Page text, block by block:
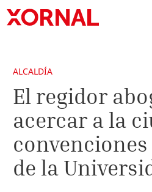
ALCALDÍA
El regidor
acercar a la
de la